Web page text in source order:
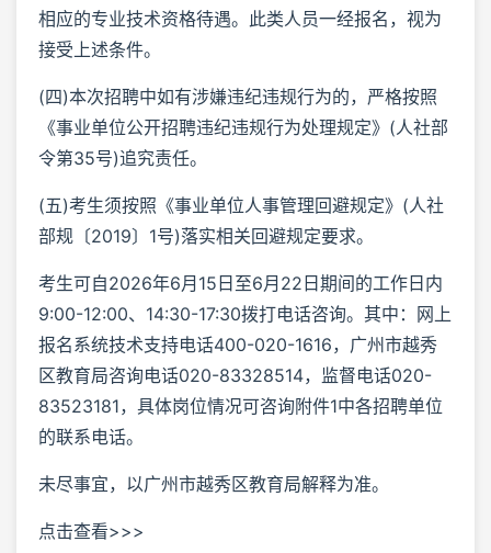
相应的专业技术资格待遇。此类人员一经报名，视为
接受上述条件。
(四)本次招聘中如有涉嫌违纪违规行为的，严格按照
《事业单位公开招聘违纪违规行为处理规定》(人社部
令第35号)追究责任。
(五)考生须按照《事业单位人事管理回避规定》(人社
部规〔2019〕1号)落实相关回避规定要求。
考生可自2026年6月15日至6月22日期间的工作日内
9:00-12:00、14:30-17:30拨打电话咨询。其中：网上
报名系统技术支持电话400-020-1616，广州市越秀
区教育局咨询电话020-83328514，监督电话020-
83523181，具体岗位情况可咨询附件1中各招聘单位
的联系电话。
未尽事宜，以广州市越秀区教育局解释为准。
点击查看>>>